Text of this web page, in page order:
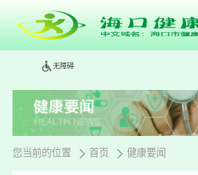
无障碍
您当前的位置 首页 健康要闻